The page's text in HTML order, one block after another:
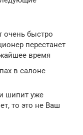
очень быстро
перестанет
время
в салоне
шипит уже
то это не Ваш